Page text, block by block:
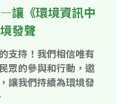
讓《環境資訊中
發聲
支持！我們相信唯有
眾的參與和行動，邀
讓我們持續為環境發